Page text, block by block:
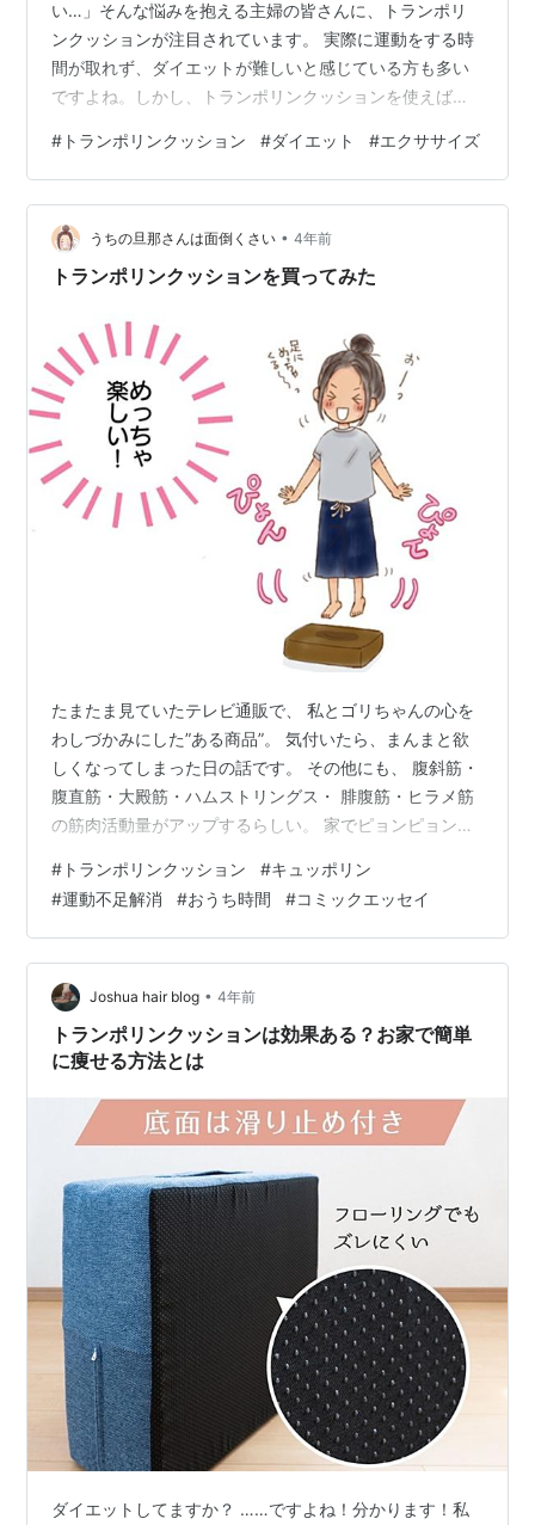
い…」そんな悩みを抱える主婦の皆さんに、トランポリ
ンクッションが注目されています。 実際に運動をする時
間が取れず、ダイエットが難しいと感じている方も多い
ですよね。しかし、トランポリンクッションを使えば、
たして、どのような効果が期待できるのでしょうか？運
動の楽しさを再発見し、ダイエットを成功させるための
ヒントを探っていきましょう。 トランポリンクッション
の効果とは？ 体幹を鍛えることができる トランポリンク
ッションは、通常のトランポリンと違い、柔らかいクッ
# トランポリンクッション #ダイエット #エクササイズ
うちの旦那さんは面倒くさい • 4年前
トランポリンクッションを買ってみた
たまたま見ていたテレビ通販で、 私とゴリちゃんの心を
わしづかみにした”ある商品”。 気付いたら、まんまと欲
しくなってしまった日の話です。 その他にも、 腹斜筋・
腹直筋・大殿筋・ハムストリングス・ 腓腹筋・ヒラメ筋
の筋肉活動量がアップするらしい。 家でピョンピョンす
私たちは、もう興味津々。 「いざ買おう！」と盛り上が
ったものの、 念のためネットで調べてみたら、種類が多
くてビックリ。 「実物を見てみよう！」と、近くのお店
へ行くことに。 トランポリンクッションには、 ・クッシ
ョン層のみのタイプ ・バネ入りのタイプ があるみたい。
お店で試してみたら…
# トランポリンクッション #キュッポリン
#運動不足解消 #おうち時間 #コミックエッセイ
Joshua hair blog • 4年前
トランポリンクッションは効果ある？お家で簡単
に痩せる方法とは
ダイエットしてますか？ ……ですよね！分かります！私